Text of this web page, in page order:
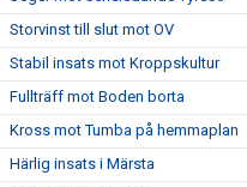
Storvinst till slut mot OV
Stabil insats mot Kroppskultur
Fullträff mot Boden borta
Kross mot Tumba på hemmaplan
Härlig insats i Märsta